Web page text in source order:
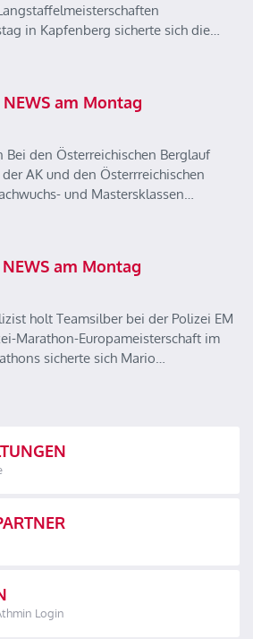
in Kapfenberg sicherte sich die…
NEWS am Montag
den Österreichischen Berglauf
AK und den Österrreichischen
und Mastersklassen…
am Montag
holt Teamsilber bei der Polizei EM
Marathon-Europameisterschaft im
sicherte sich Mario…
Login